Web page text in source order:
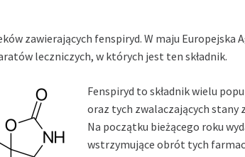
zawierających fenspiryd. W maju Europejska
leczniczych, w których jest ten składnik.
Fenspiryd to składnik wielu
oraz tych zwalaczających stany
Na początku bieżącego roku
wstrzymujące obrót tych